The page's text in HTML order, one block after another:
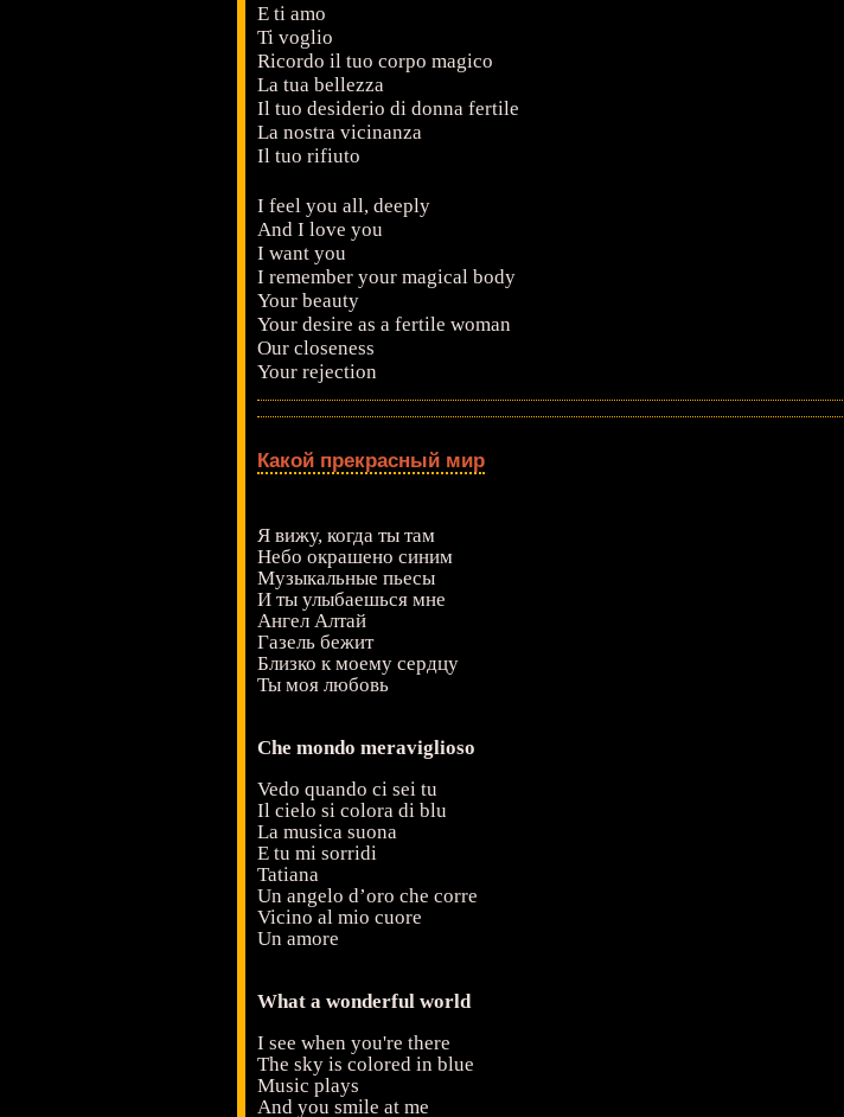
E ti amo
Ti voglio
Ricordo il tuo corpo magico
La tua bellezza
Il tuo desiderio di donna fertile
La nostra vicinanza
Il tuo rifiuto
I feel you all, deeply
And I love you
I want you
I remember your magical body
Your beauty
Your desire as a fertile woman
Our closeness
Your rejection
Какой прекрасный мир
Я вижу, когда ты там
Небо окрашено синим
Музыкальные пьесы
И ты улыбаешься мне
Ангел Алтай
Газель бежит
Близко к моему сердцу
Ты моя любовь
Che mondo meraviglioso
Vedo quando ci sei tu
Il cielo si colora di blu
La musica suona
E tu mi sorridi
Tatiana
Un angelo d’oro che corre
Vicino al mio cuore
Un amore
What a wonderful world
I see when you're there
The sky is colored in blue
Music plays
And you smile at me